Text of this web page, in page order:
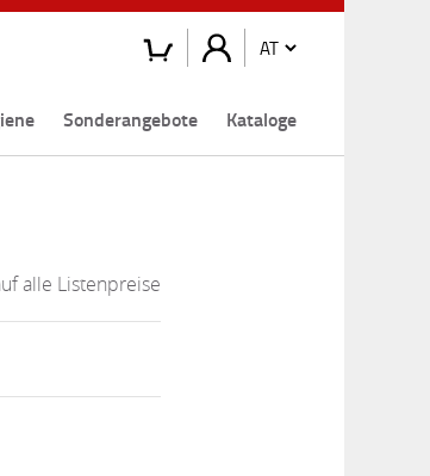
Sonderangebote Kataloge
alle Listenpreise